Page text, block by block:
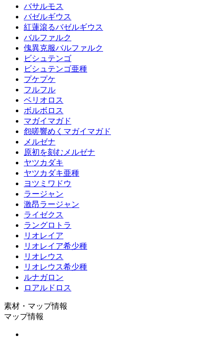
バサルモス
バゼルギウス
紅蓮滾るバゼルギウス
バルファルク
傀異克服バルファルク
ビシュテンゴ
ビシュテンゴ亜種
プケプケ
フルフル
ベリオロス
ボルボロス
マガイマガド
怨嗟響めくマガイマガド
メルゼナ
原初を刻むメルゼナ
ヤツカダキ
ヤツカダキ亜種
ヨツミワドウ
ラージャン
激昂ラージャン
ライゼクス
ラングロトラ
リオレイア
リオレイア希少種
リオレウス
リオレウス希少種
ルナガロン
ロアルドロス
素材・マップ情報
マップ情報